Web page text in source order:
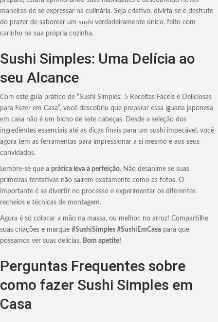
maneiras de se expressar na culinária. Seja criativo, divirta-se e desfrute
do prazer de saborear um sushi verdadeiramente único, feito com
carinho na sua própria cozinha.
Sushi Simples: Uma Delícia ao
seu Alcance
Com este guia prático de “Sushi Simples: 5 Receitas Fáceis e Deliciosas
para Fazer em Casa”, você descobriu que preparar essa iguaria japonesa
em casa não é um bicho de sete cabeças. Desde a seleção dos
ingredientes essenciais até as dicas finais para um sushi impecável, você
agora tem as ferramentas para impressionar a si mesmo e aos seus
convidados.
Lembre-se que a prática leva à perfeição. Não desanime se suas
primeiras tentativas não saírem exatamente como as fotos. O
importante é se divertir no processo e experimentar os diferentes
recheios e técnicas de montagem.
Agora é só colocar a mão na massa, ou melhor, no arroz! Compartilhe
suas criações e marque #SushiSimples #SushiEmCasa para que
possamos ver suas delícias. Bom apetite!
Perguntas Frequentes sobre
como fazer Sushi Simples em
Casa